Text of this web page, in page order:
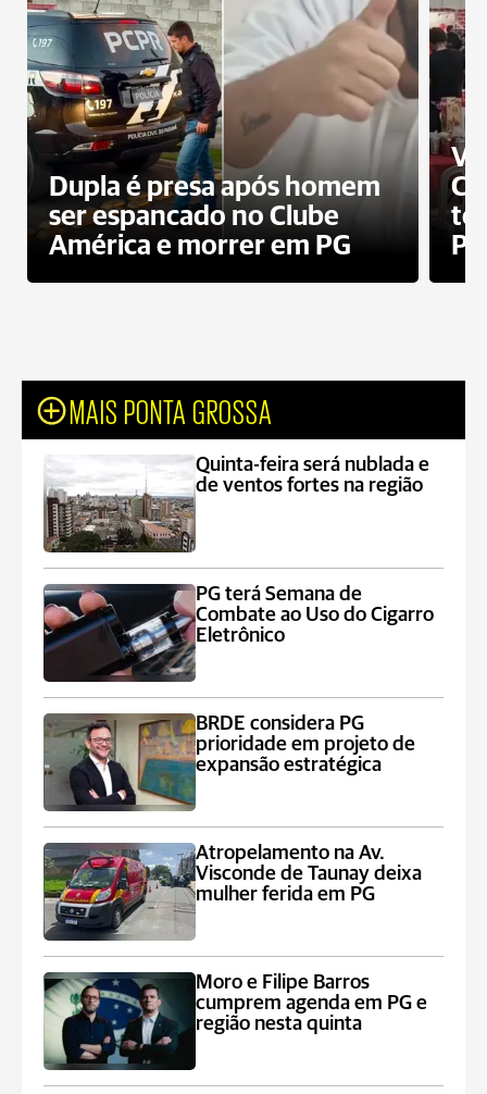
Dupla é presa após homem
ser espancado no Clube
América e morrer em PG
PG
MAIS PONTA GROSSA
Quinta-feira será nublada e
de ventos fortes na região
PG terá Semana de
Combate ao Uso do Cigarro
Eletrônico
BRDE considera PG
prioridade em projeto de
expansão estratégica
Atropelamento na Av.
Visconde de Taunay deixa
mulher ferida em PG
Moro e Filipe Barros
cumprem agenda em PG e
região nesta quinta